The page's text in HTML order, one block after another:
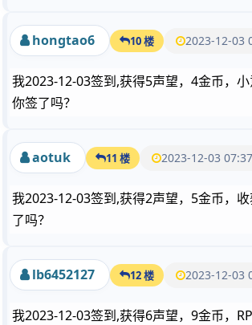
hongtao6 10 楼 2023-12-03
我2023-12-03签到,获得5声望，4金币，小
你签了吗？
aotuk 11 楼 2023-12-03
我2023-12-03签到,获得2声望，5金币，
了吗？
lb6452127 12 楼 2023-12-03
我2023-12-03签到,获得6声望，9金币，